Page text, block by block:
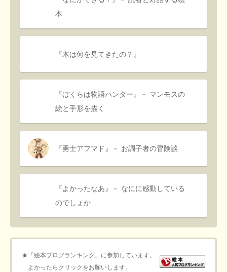
本
『木は何を見てきたの？』
『ぼくらは物語ハンター』－ マンモスの
絵と手形を描く
『勇士アフマド』－ お調子者の冒険談
『よかったなあ』－ なにに感動している
のでしょか
★「絵本ブログランキング」に参加しています。
よかったらクリックをお願いします。